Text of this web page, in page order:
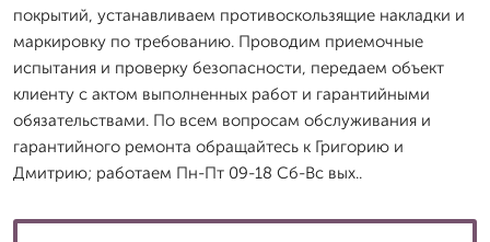
покрытий, устанавливаем противоскользящие накладки и
маркировку по требованию. Проводим приемочные
испытания и проверку безопасности, передаем объект
клиенту с актом выполненных работ и гарантийными
обязательствами. По всем вопросам обслуживания и
гарантийного ремонта обращайтесь к Григорию и
Дмитрию; работаем Пн-Пт 09-18 Сб-Вс вых..